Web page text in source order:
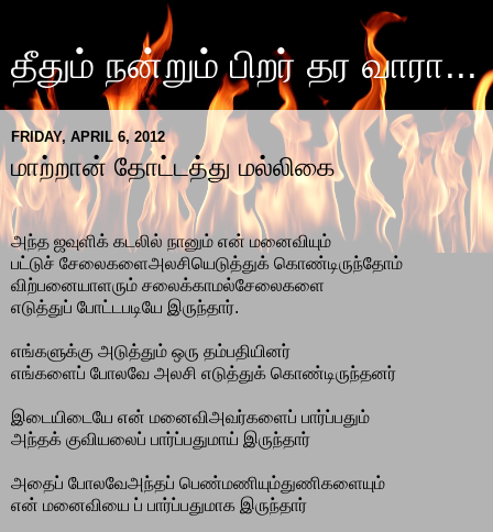
தீதும் நன்றும் பிறர் தர வாரா...
FRIDAY, APRIL 6, 2012
மாற்றான் தோட்டத்து மல்லிகை
அந்த ஜவுளிக் கடலில் நானும் என் மனைவியும்
பட்டுச் சேலைகளைஅலசியெடுத்துக் கொண்டிருந்தோம்
விற்பனையாளரும் சலைக்காமல்சேலைகளை
எடுத்துப் போட்டபடியே இருந்தார்.
எங்களுக்கு அடுத்தும் ஒரு தம்பதியினர்
எங்களைப் போலவே அலசி எடுத்துக் கொண்டிருந்தனர்
இடையிடையே என் மனைவிஅவர்களைப் பார்ப்பதும்
அந்தக் குவியலைப் பார்ப்பதுமாய் இருந்தார்
அதைப் போலவேஅந்தப் பெண்மணியும்துணிகளையும்
என் மனைவியை ப் பார்ப்பதுமாக இருந்தார்